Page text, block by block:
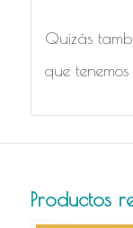
Quizás
que tenemos
Productos